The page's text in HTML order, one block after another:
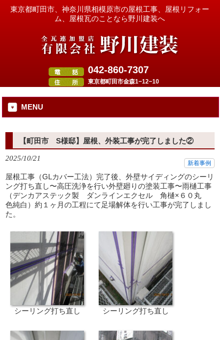
東京都町田市、神奈川県相模原市の屋根工事、屋根リフォー
ム、屋根瓦のことなら野川建装へ
042-860-7307
東京都町田市金森1−12−10
MENU
【町田市 S様邸】屋根、外装工事が完了しました②
2025/10/21
新着事例
屋根工事（GLカバー工法）完了後、外壁サイディングのシーリ
ング打ち直し〜高圧洗浄を行い外壁廻りの塗装工事〜雨樋工事
（デンカアステック製 ダンラインエクセル 角樋×６０丸
色純白）約１ヶ月の工程にて足場解体を行い工事が完了しまし
た。
シーリング打ち直し シーリング打ち直し